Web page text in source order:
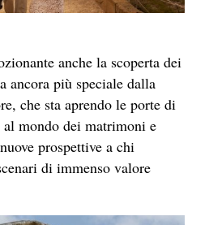
anche la scoperta dei
ancora più speciale dalla
che sta aprendo le porte di
mondo dei matrimoni e
prospettive a chi
di immenso valore